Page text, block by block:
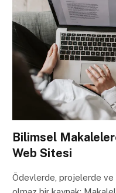
Bilimsel
Web Sitesi
Ödevlerde, projelerde ve